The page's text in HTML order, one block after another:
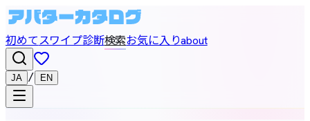
初めてスワイプ診断検索お気に入りabout
JA / EN